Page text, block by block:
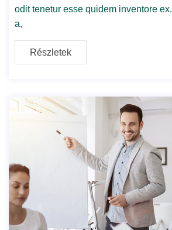
odit tenetur esse quidem inventore
a,
Részletek